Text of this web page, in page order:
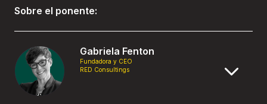
Sobre el ponente:
Gabriela Fenton
Fundadora y CEO
RED Consultings